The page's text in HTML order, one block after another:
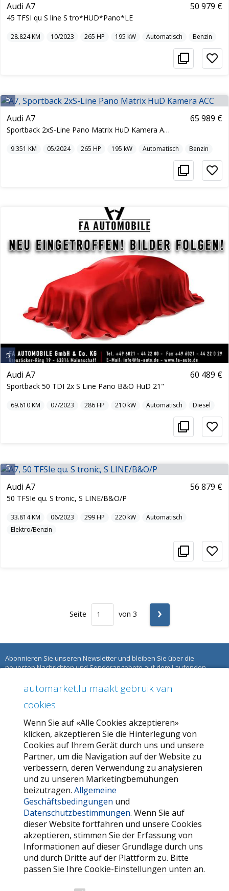
Audi A7
45 TFSI qu S line S tro*HUD*Pano*LE
50 979 €
28.824KM 10/2023 265 HP 195 kW Automatisch Benzin
5
Audi A7
Sportback 2xS-Line Pano Matrix HuD Kamera ACC
65 989 €
9.351 KM 05/2024 265 HP 195 kW Automatisch Benzin
5
Audi A7
Sportback 50 TDI 2x S Line Pano B&O HuD 21"
60 489 €
69.610KM 07/2023 286HP 210kW Automatisch Diesel
5
Audi A7
50 TFSIe qu. S tronic, S LINE/B&O/P
56 879 €
33.814KM 06/2023 299HP 220kW
Automatisch
Elektro/Benzin
Seite von 3 ›
automarket.lu maakt gebruik van
cookies
Wenn Sie auf «Alle Cookies akzeptieren»
klicken, akzeptieren Sie die Hinterlegung von
Cookies auf Ihrem Gerät durch uns und unsere
Partner, um die Navigation auf der Website zu
verbessern, deren Verwendung zu analysieren
und zu unseren Marketingbemühungen
beizutragen.Allgemeine
Geschäftsbedingungen und
Datenschutzbestimmungen. Wenn Sie auf
dieser Website fortfahren und unsere Cookies
akzeptieren, stimmen Sie der Erfassung von
Informationen auf dieser Grundlage durch uns
und durch Dritte auf der Plattform zu. Bitte
passen Sie Ihre Cookie-Einstellungen unten an.
Abonnieren Sie unseren Newsletter und bleiben Sie über die
neuesten Nachrichten und Sonderangebote auf dem Laufenden.
ÜBER AUTOMARKET
Über uns
Unser Angebot
Allgemeine Geschäftsbedingungen
Datenschutzbestimmungen
SERVICE
Kontaktieren Sie uns
Meine Favoriten
Cookie